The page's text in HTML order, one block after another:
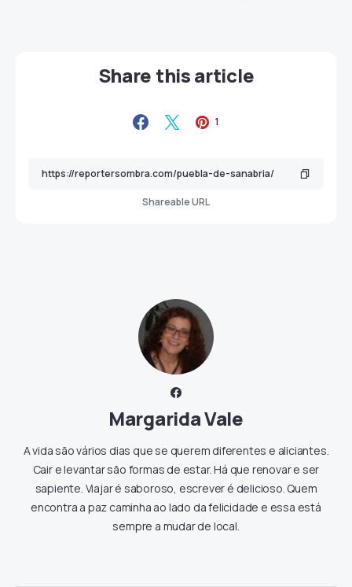
Share this article
1
Shareable URL
Margarida Vale
A vida são vários dias que se querem diferentes e aliciantes.
Cair e levantar são formas de estar. Há que renovar e ser
sapiente. Viajar é saboroso, escrever é delicioso. Quem
encontra a paz caminha ao lado da felicidade e essa está
sempre a mudar de local.